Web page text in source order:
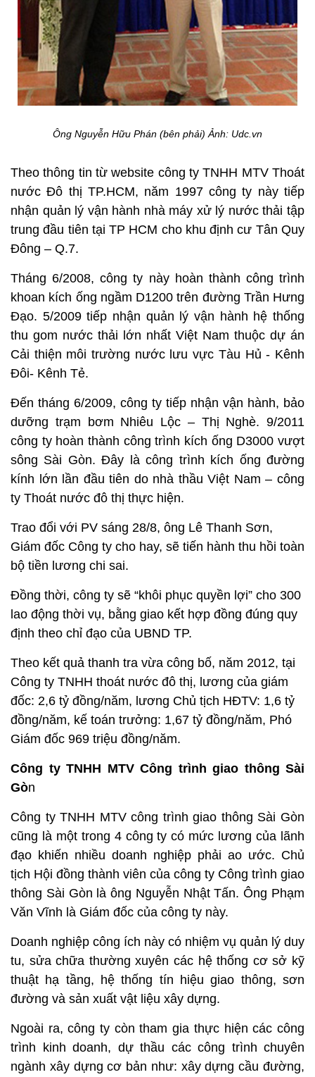
Ông Nguyễn Hữu Phán (bên phải) Ảnh: Udc.vn
Theo thông tin từ website công ty TNHH MTV Thoát
nước Đô thị TP.HCM, năm 1997 công ty này tiếp
nhận quản lý vận hành nhà máy xử lý nước thải tập
trung đầu tiên tại TP HCM cho khu định cư Tân Quy
Đông – Q.7.
Tháng 6/2008, công ty này hoàn thành công trình
khoan kích ống ngầm D1200 trên đường Trần Hưng
Đạo. 5/2009 tiếp nhận quản lý vận hành hệ thống
thu gom nước thải lớn nhất Việt Nam thuộc dự án
Cải thiện môi trường nước lưu vực Tàu Hủ - Kênh
Đôi- Kênh Tẻ.
Đến tháng 6/2009, công ty tiếp nhận vận hành, bảo
dưỡng trạm bơm Nhiêu Lộc – Thị Nghè. 9/2011
công ty hoàn thành công trình kích ống D3000 vượt
sông Sài Gòn. Đây là công trình kích ống đường
kính lớn lần đầu tiên do nhà thầu Việt Nam – công
ty Thoát nước đô thị thực hiện.
Trao đổi với PV sáng 28/8, ông Lê Thanh Sơn,
Giám đốc Công ty cho hay, sẽ tiến hành thu hồi toàn
bộ tiền lương chi sai.
Đồng thời, công ty sẽ “khôi phục quyền lợi” cho 300
lao động thời vụ, bằng giao kết hợp đồng đúng quy
định theo chỉ đạo của UBND TP.
Theo kết quả thanh tra vừa công bố, năm 2012, tại
Công ty TNHH thoát nước đô thị, lương của giám
đốc: 2,6 tỷ đồng/năm, lương Chủ tịch HĐTV: 1,6 tỷ
đồng/năm, kế toán trưởng: 1,67 tỷ đồng/năm, Phó
Giám đốc 969 triệu đồng/năm.
Công ty TNHH MTV Công trình giao thông Sài
Gòn
Công ty TNHH MTV công trình giao thông Sài Gòn
cũng là một trong 4 công ty có mức lương của lãnh
đạo khiến nhiều doanh nghiệp phải ao ước. Chủ
tịch Hội đồng thành viên của công ty Công trình giao
thông Sài Gòn là ông Nguyễn Nhật Tấn. Ông Phạm
Văn Vĩnh là Giám đốc của công ty này.
Doanh nghiệp công ích này có nhiệm vụ quản lý duy
tu, sửa chữa thường xuyên các hệ thống cơ sở kỹ
thuật hạ tầng, hệ thống tín hiệu giao thông, sơn
đường và sản xuất vật liệu xây dựng.
Ngoài ra, công ty còn tham gia thực hiện các công
trình kinh doanh, dự thầu các công trình chuyên
ngành xây dựng cơ bản như: xây dựng cầu đường,